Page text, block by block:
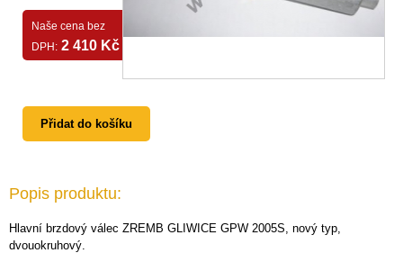
Naše cena bez
DPH: 2 410 Kč
Přidat do košíku
Popis produktu:
Hlavní brzdový válec ZREMB GLIWICE GPW 2005S, nový typ,
dvouokruhový.